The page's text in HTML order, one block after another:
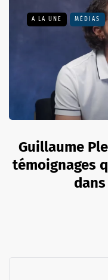
A LA UNE MÉDIAS
Guillaume
témoignages